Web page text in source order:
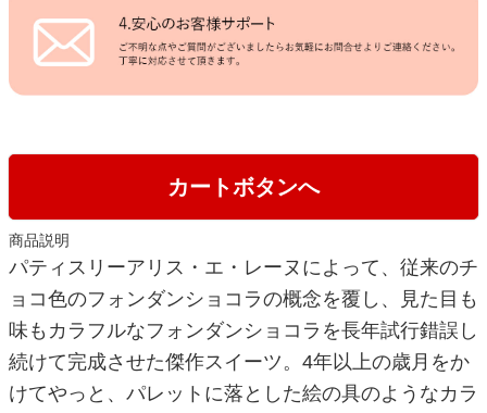
カートボタンへ
商品説明
パティスリーアリス・エ・レーヌによって、従来のチ
ョコ色のフォンダンショコラの概念を覆し、見た目も
味もカラフルなフォンダンショコラを長年試行錯誤し
続けて完成させた傑作スイーツ。4年以上の歳月をか
けてやっと、パレットに落とした絵の具のようなカラ